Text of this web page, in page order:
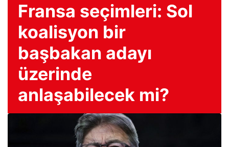
Fransa seçimleri: Sol
koalisyon bir
başbakan adayı
üzerinde
anlaşabilecek mi?